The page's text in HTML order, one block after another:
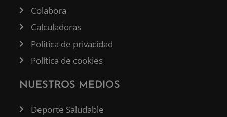
Colabora
Calculadoras
Política de privacidad
Política de cookies
NUESTROS MEDIOS
Deporte Saludable